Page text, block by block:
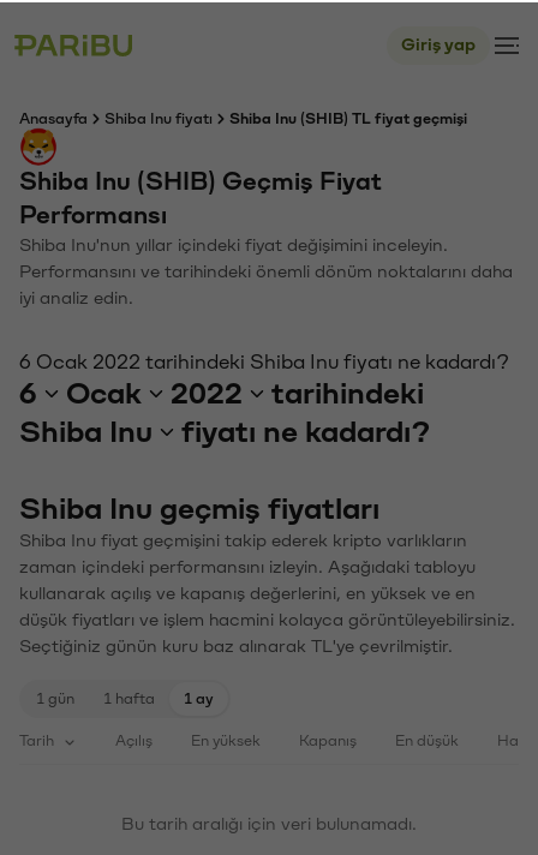
Giriş yap
Anasayfa Shiba Inu fiyatı Shiba Inu (SHIB) TL fiyat geçmişi
Shiba Inu (SHIB) Geçmiş Fiyat
Performansı
Shiba Inu'nun yıllar içindeki fiyat değişimini inceleyin.
Performansını ve tarihindeki önemli dönüm noktalarını daha
iyi analiz edin.
6 Ocak 2022 tarihindeki Shiba Inu fiyatı ne kadardı?
6 Ocak 2022
tarihindeki
Shiba Inu
fiyatı ne kadardı?
Shiba Inu geçmiş fiyatları
Shiba Inu fiyat geçmişini takip ederek kripto varlıkların
zaman içindeki performansını izleyin. Aşağıdaki tabloyu
kullanarak açılış ve kapanış değerlerini, en yüksek ve en
düşük fiyatları ve işlem hacmini kolayca görüntüleyebilirsiniz.
Seçtiğiniz günün kuru baz alınarak TL'ye çevrilmiştir.
1 gün 1 hafta 1 ay
Tarih Açılış En yüksek Kapanış En düşük
Bu tarih aralığı için veri bulunamadı.